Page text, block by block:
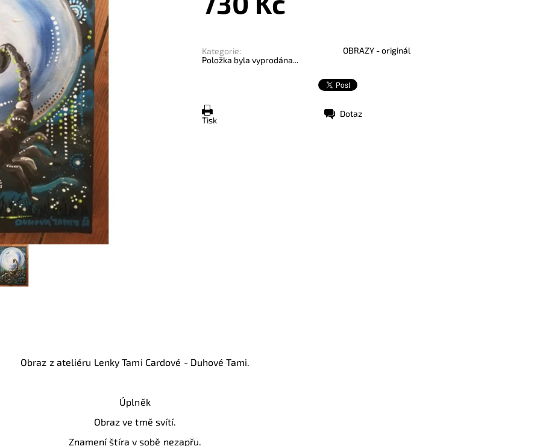
Kategorie:
OBRAZY - originál
Položka byla vyprodána...
Tisk
Dotaz
Obraz z ateliéru Lenky Tami Cardové - Duhové Tami.
Úplněk
Obraz ve tmě svítí.
Znamení štíra v sobě nezapřu.